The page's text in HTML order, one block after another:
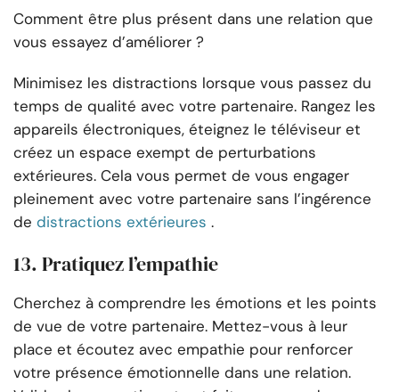
Comment être plus présent dans une relation que
vous essayez d’améliorer ?
Minimisez les distractions lorsque vous passez du
temps de qualité avec votre partenaire. Rangez les
appareils électroniques, éteignez le téléviseur et
créez un espace exempt de perturbations
extérieures. Cela vous permet de vous engager
pleinement avec votre partenaire sans l’ingérence
de distractions extérieures .
13. Pratiquez l’empathie
Cherchez à comprendre les émotions et les points
de vue de votre partenaire. Mettez-vous à leur
place et écoutez avec empathie pour renforcer
votre présence émotionnelle dans une relation.